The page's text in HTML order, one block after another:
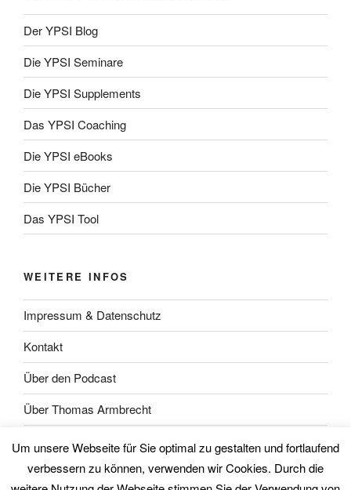
Der YPSI Blog
Die YPSI Seminare
Die YPSI Supplements
Das YPSI Coaching
Die YPSI eBooks
Die YPSI Bücher
Das YPSI Tool
WEITERE INFOS
Impressum & Datenschutz
Kontakt
Über den Podcast
Über Thomas Armbrecht
Über Wolfgang Unsöld
Um unsere Webseite für Sie optimal zu gestalten und fortlaufend
verbessern zu können, verwenden wir Cookies. Durch die